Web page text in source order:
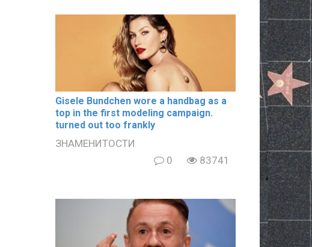
Gisele Bundchen wore a handbag as a
top in the first modeling campaign.
turned out too frankly
ЗНАМЕНИТОСТИ
0
83741